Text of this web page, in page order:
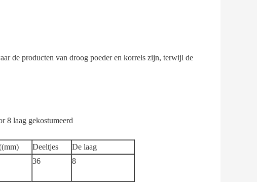
de producten van droog poeder en korrels zijn, terwijl de
8 laag gekostumeerd
Deeltjes
De laag
36 8